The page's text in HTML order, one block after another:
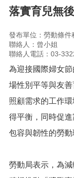
關
通
錄
業
務
訊
便
民
務
府
落實育兒無
發布單位：勞動條件
聯絡人：曾小姐
聯絡人電話：03-
為迎接國際婦女
場性別平等與友
照顧需求的工作
得平衡，同時促
包容與韌性的勞動
勞動局表示，為